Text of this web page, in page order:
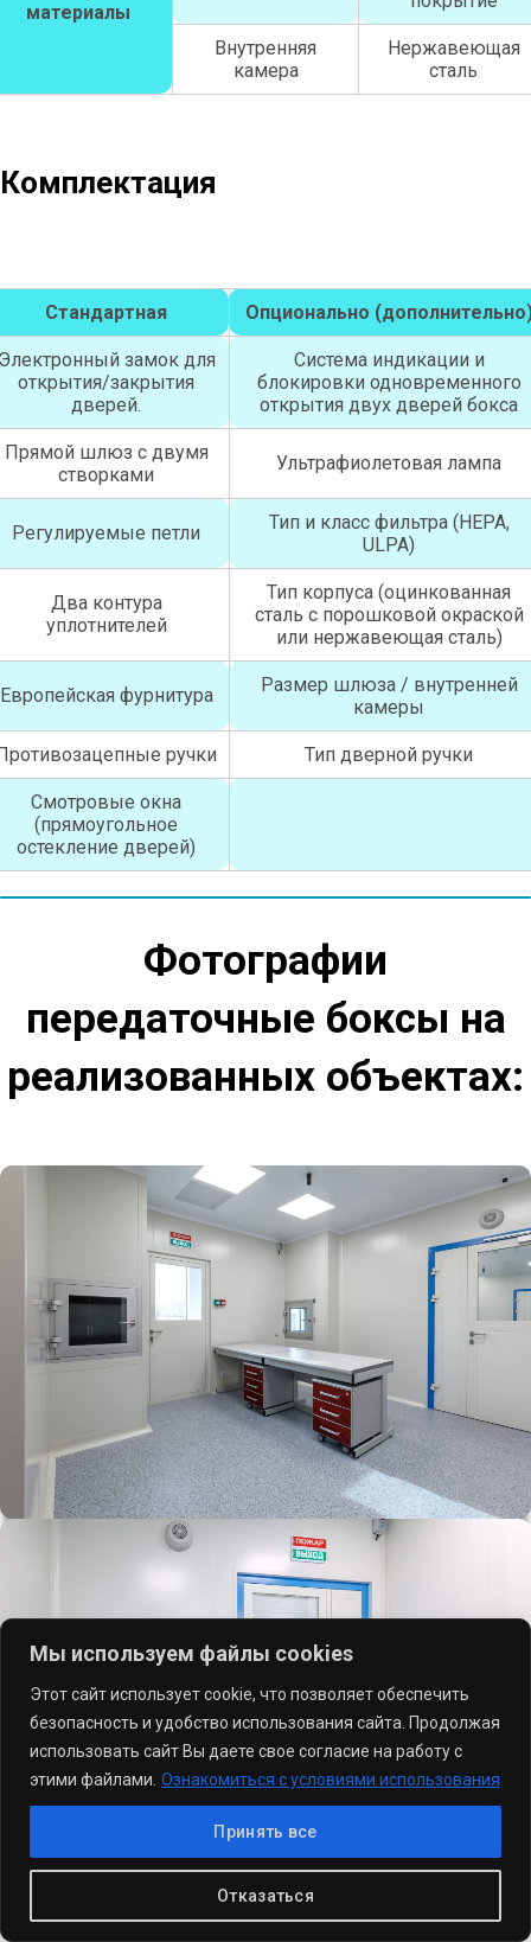
Мы используем файлы cookies
Этот сайт использует cookie, что позволяет обеспечить
безопасность и удобство использования сайта. Продолжая
использовать сайт Вы даете свое согласие на работу с
этими файлами. Ознакомиться с условиями использования
Отказаться
Принять все
материалы
Внутренняя
камера
Нержавеющая
сталь
Комплектация
Стандартная Опционально
замок для
открытия/закрытия
дверей.
Система индикации и
блокировки одновременного
открытия двух дверей бокса
Прямой шлюз с двумя
створками
Ультрафиолетовая лампа
Регулируемые петли
Тип и класс фильтра (HEPA,
ULPA)
Два контура
уплотнителей
Тип корпуса (оцинкованная
сталь с порошковой окраской
или нержавеющая сталь)
Европейская фурнитура
Размер шлюза / внутренней
камеры
ручки Тип дверной ручки
Смотровые окна
(прямоугольное
остекление дверей)
Фотографии
передаточные боксы на
реализованных объектах: